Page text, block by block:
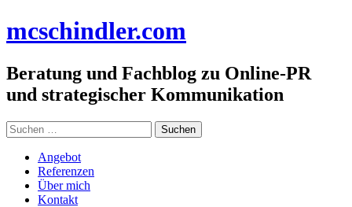
Inhalt
mcschindler.com
Beratung und Fachblog zu Online-PR
und strategischer Kommunikation
Suchen
nach:
Angebot
Referenzen
Über mich
Kontakt